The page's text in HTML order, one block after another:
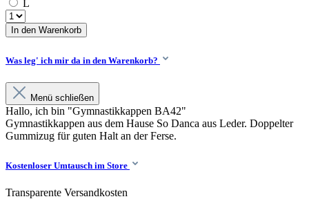
L
In den Warenkorb
Was leg' ich mir da in den Warenkorb?
Menü schließen
Hallo, ich bin "Gymnastikkappen BA42"
Gymnastikkappen aus dem Hause So Danca aus Leder. Doppelter
Gummizug für guten Halt an der Ferse.
Kostenloser Umtausch im Store
Transparente Versandkosten